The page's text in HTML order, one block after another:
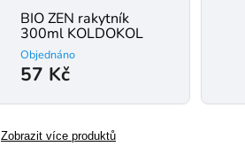
BIO ZEN rakytník
300ml KOLDOKOL
Objednáno
57 Kč
Zobrazit více produktů